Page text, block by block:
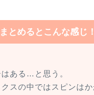
まとめるとこんな感じ
ある…と思う。
スの中ではスピンはか